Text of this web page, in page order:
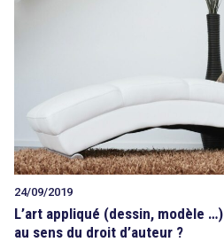
Tout sur le droit de
Rechercher
24/09/2019
L’art appliqué (dessin, modèle
au sens du droit d’auteur ?
search